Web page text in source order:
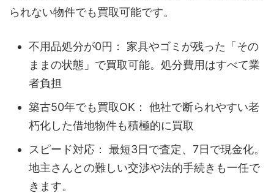
られない物件でも買取可能です。
不用品処分が0円： 家具やゴミが残った「その
ままの状態」で買取可能。処分費用はすべて業
者負担
築古50年でも買取OK： 他社で断られやすい老
朽化した借地物件も積極的に買取
スピード対応： 最短3日で査定、7日で現金化。
地主さんとの難しい交渉や法的手続きも一任で
きます。